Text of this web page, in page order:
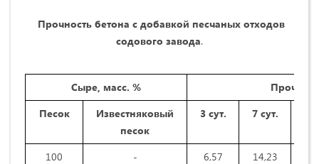
Прочность бетона с добавкой песчаных отходов
содового завода.
Сыре, масс. %
Песок
Известняковый
песок
3 сут. 7 сут.
100 - 6,57 14,23